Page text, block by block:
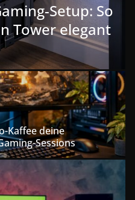
Setup: So
Tower elegant
Kaffee deine
Sessions